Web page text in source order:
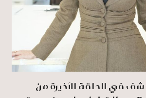
في الحلقة الأخيرة من